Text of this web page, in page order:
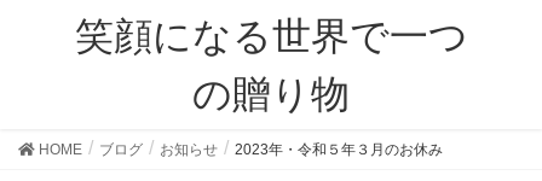
笑顔になる世界で一つ
の贈り物
HOME ブログ お知らせ 2023年・令和５年３月のお休み